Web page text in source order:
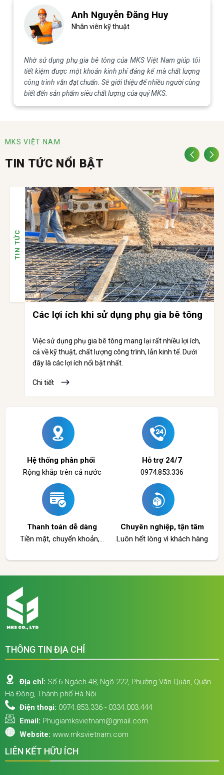
Anh Nguyễn Huy Hoàng
Kỹ sư xây dựng
Tại MKS Việt Nam có đội ngũ kỹ sư và chuyên gia sẵn sàng
tư vấn chi tiết về các loại phụ gia bê tông, ứng dụng cụ thể
và hỗ trợ kỹ thuật rất nhiệt tình. Cảm ơn quý công ty rất
nhiều.
MKS VIỆT NAM
TIN TỨC NỔI BẬT
TIN TỨC
Vai trò của phụ gia bê tông
Phụ gia bê tông đóng vai trò rất quan trọng trong việc
cải thiện chất lượng, tính chất và hiệu suất của bê tông
trong quá trình thi công và sử dụng. Dưới đây là các vai
Chi tiết
Hệ thống phân phối
Rộng khắp trên cả nước
Hỗ trợ 24/7
0974.853.336
Thanh toán dễ dàng
Tiền mặt, chuyển khoản,...
Chuyên nghiệp, tận tâm
Luôn hết lòng vì khách hàng
THÔNG TIN ĐỊA CHỈ
Địa chỉ: Số 6 Ngách 48, Ngõ 222, Phường Văn Quán, Quận
Hà Đông, Thành phố Hà Nội
Điện thoại: 0974.853.336 - 0334.003.444
Email: Phugiamksvietnam@gmail.com
Website: www.mksvietnam.com
LIÊN KẾT HỮU ÍCH